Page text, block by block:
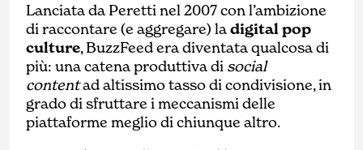
Lanciata da Peretti nel 2007 con l’ambizione
di raccontare (e aggregare) ladigital pop
culture, BuzzFeed era diventata qualcosa di
più: una catena produttiva di social
contentad altissimo tasso di condivisione, in
grado di sfruttare i meccanismi delle
piattaforme meglio di chiunque altro.